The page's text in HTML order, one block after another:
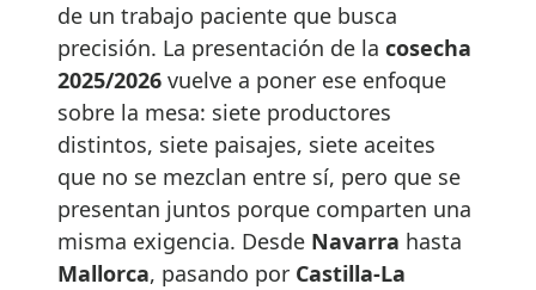
de un trabajo paciente que busca
precisión. La presentación de la cosecha
2025/2026 vuelve a poner ese enfoque
sobre la mesa: siete productores
distintos, siete paisajes, siete aceites
que no se mezclan entre sí, pero que se
presentan juntos porque comparten una
misma exigencia. Desde Navarra hasta
Mallorca, pasando por Castilla-La